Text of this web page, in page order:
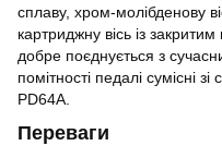
сплаву, хром-молібденову
картриджну вісь із
добре поєднується з
помітності педалі сумісні
PD64A.
Переваги